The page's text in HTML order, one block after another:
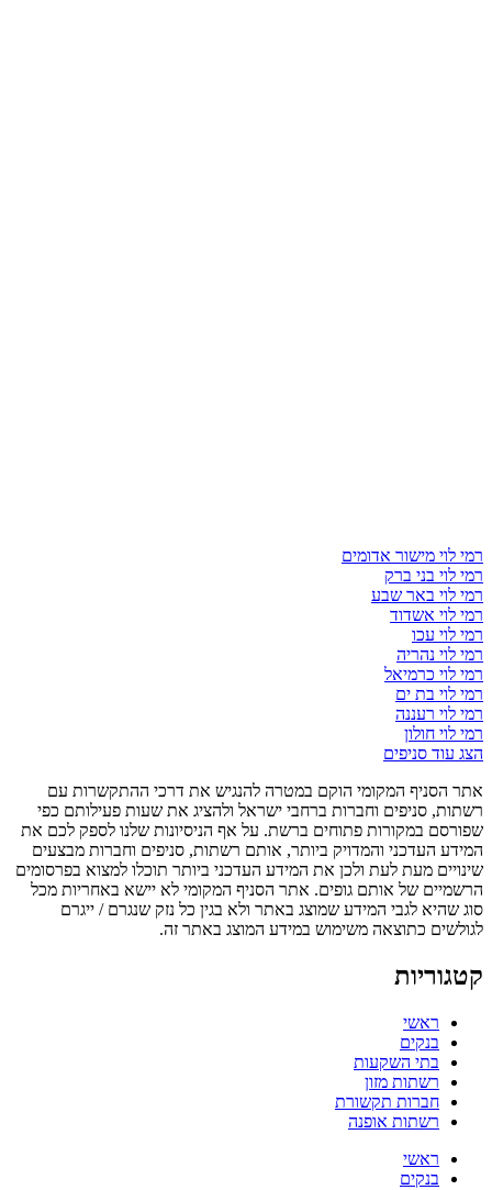
רמי לוי מישור אדומים
רמי לוי בני ברק
רמי לוי באר שבע
רמי לוי אשדוד
רמי לוי עכו
רמי לוי נהריה
רמי לוי כרמיאל
רמי לוי בת ים
רמי לוי רעננה
רמי לוי חולון
הצג עוד סניפים
אתר הסניף המקומי הוקם במטרה להנגיש את דרכי ההתקשרות עם
רשתות, סניפים וחברות ברחבי ישראל ולהציג את שעות פעילותם כפי
שפורסם במקורות פתוחים ברשת. על אף הניסיונות שלנו לספק לכם את
המידע העדכני והמדויק ביותר, אותם רשתות, סניפים וחברות מבצעים
שינויים מעת לעת ולכן את המידע העדכני ביותר תוכלו למצוא בפרסומים
הרשמיים של אותם גופים. אתר הסניף המקומי לא יישא באחריות מכל
סוג שהיא לגבי המידע שמוצג באתר ולא בגין כל נזק שנגרם / ייגרם
לגולשים כתוצאה משימוש במידע המוצג באתר זה.
קטגוריות
ראשי
בנקים
בתי השקעות
רשתות מזון
חברות תקשורת
רשתות אופנה
ראשי
בנקים